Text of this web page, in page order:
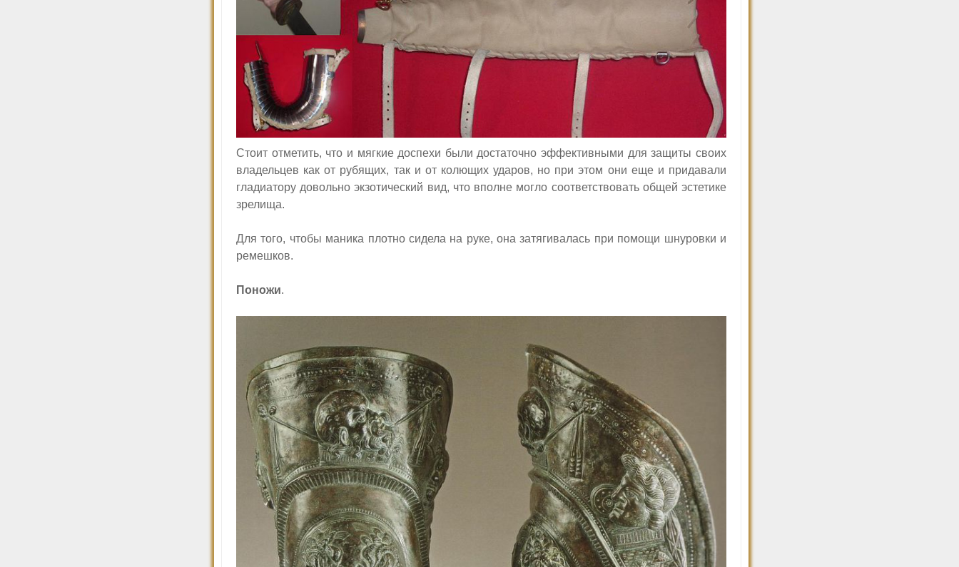
Стоит отметить, что и мягкие доспехи были достаточно эффективными для защиты своих
владельцев как от рубящих, так и от колющих ударов, но при этом они еще и придавали
гладиатору довольно экзотический вид, что вполне могло соответствовать общей эстетике
зрелища.
Для того, чтобы маника плотно сидела на руке, она затягивалась при помощи шнуровки и
ремешков.
Поножи.